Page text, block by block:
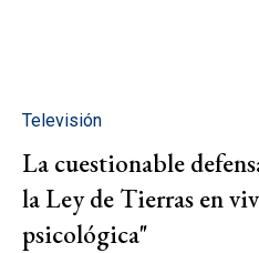
Televisión
La cuestionable
la Ley de Tierras en
psicológica"